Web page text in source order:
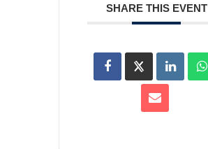
SHARE THIS EVENT